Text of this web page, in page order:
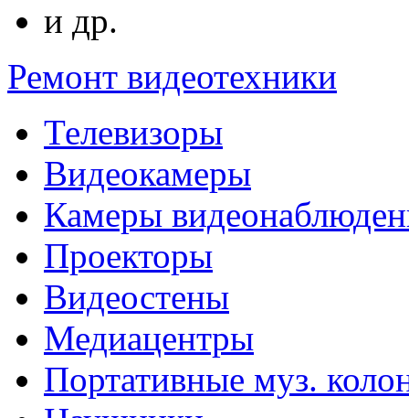
и др.
Ремонт видеотехники
Телевизоры
Видеокамеры
Камеры
Проекторы
Видеостены
Медиацентры
Портативные муз.